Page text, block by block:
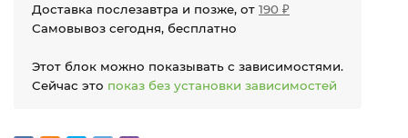
Доставка послезавтра и позже, от 190 ₽
Самовывоз сегодня, бесплатно
Этот блок можно показывать с зависимостями.
Сейчас это показ без установки зависимостей